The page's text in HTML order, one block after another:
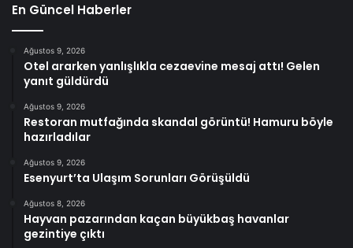
En Güncel Haberler
Ağustos 9, 2026
Otel ararken yanlışlıkla cezaevine mesaj attı! Gelen
yanıt güldürdü
Ağustos 9, 2026
Restoran mutfağında skandal görüntü! Hamuru böyle
hazırladılar
Ağustos 9, 2026
Esenyurt’ta Ulaşım Sorunları Görüşüldü
Ağustos 8, 2026
Hayvan pazarından kaçan büyükbaş havanlar
gezintiye çıktı